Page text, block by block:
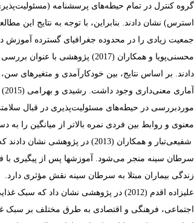
گروه کنترل در تمام حیطه‌های پرسشنامه
استرس) نشان دادند. بنابراین، با توجه به نتایج این
جمعیت زیادی را در محدوده جغرافیای گسترده آموزش
محسنی‌پویا و همکاران
دادند. بر اساس نتایج، بین خودکارآمدی و
آماری معنی‌داری وجود داشت. رشیدی و بهرامی (2015) در پژوهشی با عنوان عوامل مرتبط با سبک زندگی ارتقاء‌دهنده سلامتی در سالمندی نشان دادند که
موردبررسی در حیطه‌های مسئولیت‌پذیری در قبال
معنوی و روابط بین فردی نمره بالاتر از میانگین را به
شفیعی‌تبار و همکاران
(2013) در پژوهشی نشان
زندگی بیماران مبتلا به سرطان سینه نقش مؤثری دارد.
علیزاده اقدم (2012) در پژوهشی
اجتماعی، فرهنگی و اقتصادی به طرق مختلف بر سبک